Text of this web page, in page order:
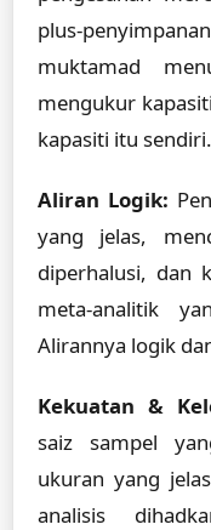
plus-
muktamad
mengukur
kapasiti itu sendiri.
Aliran Logik:
yang jelas,
diperhalusi, dan
meta-analitik
Alirannya logik
Kekuatan &
saiz sampel
ukuran yang
analisis